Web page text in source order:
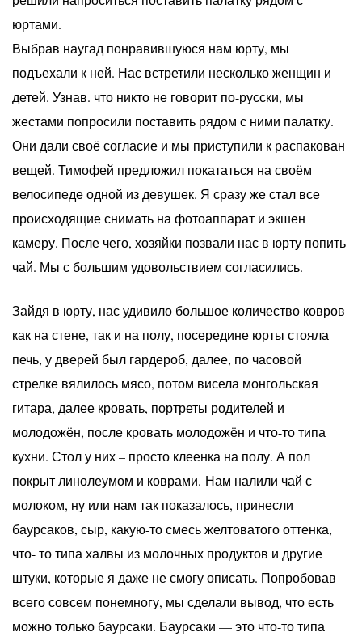
юртами.
Выбрав наугад понравившуюся нам юрту, мы
подъехали к ней. Нас встретили несколько женщин и
детей. Узнав. что никто не говорит по-русски, мы
жестами попросили поставить рядом с ними палатку.
Они дали своё согласие и мы приступили к распакован
вещей. Тимофей предложил покататься на своём
велосипеде одной из девушек. Я сразу же стал все
происходящие снимать на фотоаппарат и экшен
камеру. После чего, хозяйки позвали нас в юрту попить
чай. Мы с большим удовольствием согласились.
Зайдя в юрту, нас удивило большое количество ковров
как на стене, так и на полу, посередине юрты стояла
печь, у дверей был гардероб, далее, по часовой
стрелке вялилось мясо, потом висела монгольская
гитара, далее кровать, портреты родителей и
молодожён, после кровать молодожён и что-то типа
кухни. Стол у них – просто клеенка на полу. А пол
покрыт линолеумом и коврами. Нам налили чай с
молоком, ну или нам так показалось, принесли
баурсаков, сыр, какую-то смесь желтоватого оттенка,
что- то типа халвы из молочных продуктов и другие
штуки, которые я даже не смогу описать. Попробовав
всего совсем понемногу, мы сделали вывод, что есть
можно только баурсаки. Баурсаки — это что-то типа